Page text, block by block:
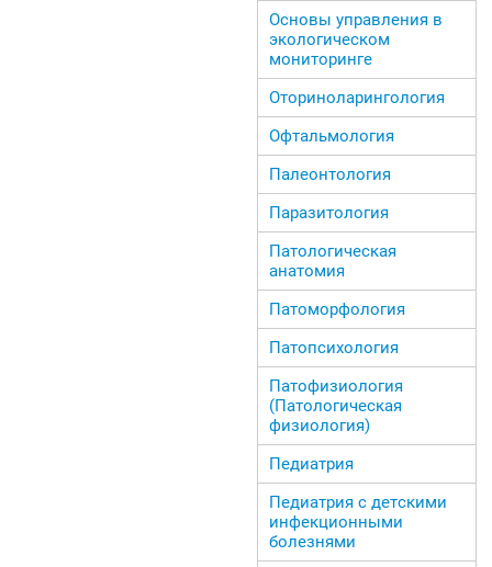
Основы управления в
экологическом
мониторинге
Оториноларингология
Офтальмология
Палеонтология
Паразитология
Патологическая
анатомия
Патоморфология
Патопсихология
Патофизиология
(Патологическая
физиология)
Педиатрия
Педиатрия с детскими
инфекционными
болезнями